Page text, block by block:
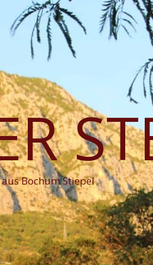
Bochum Stiepel